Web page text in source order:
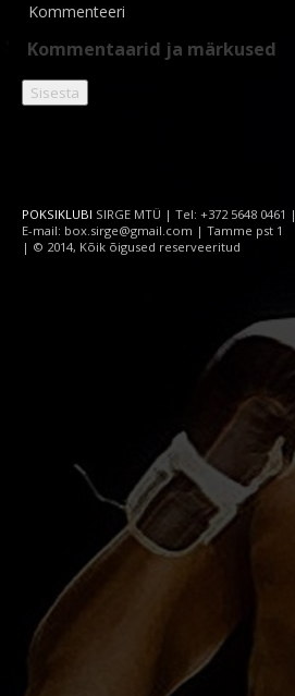
Kommenteeri
POKSIKLUBI SIRGE MTÜ | Tel: +372 5648 0461 |
E-mail: box.sirge@gmail.com | Tamme pst 1
| © 2014, Kõik õigused reserveeritud